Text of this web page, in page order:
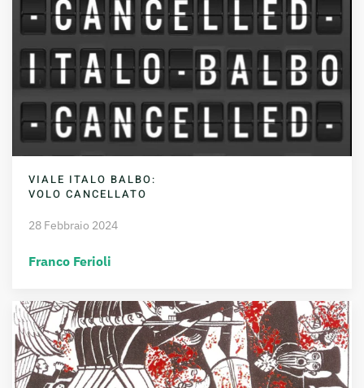
VIALE ITALO BALBO:
VOLO CANCELLATO
28 Febbraio 2024
Franco Ferioli